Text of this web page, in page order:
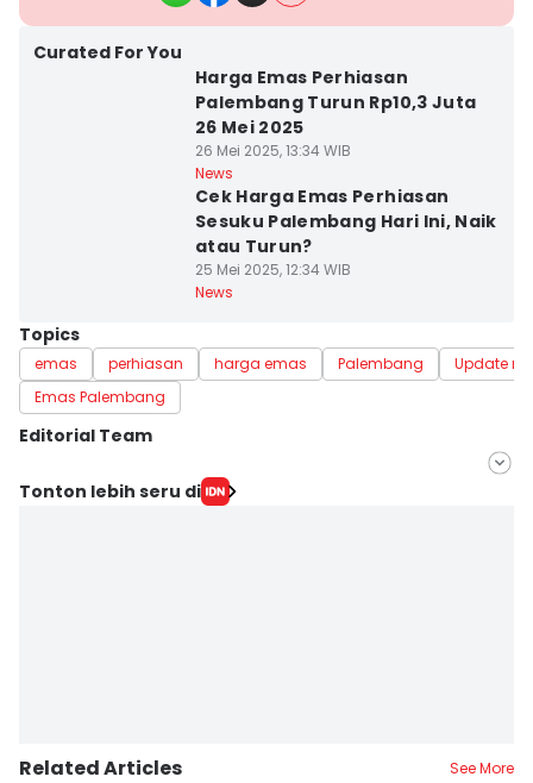
Curated For You
Harga Emas Perhiasan
Palembang Turun Rp10,3 Juta
26 Mei 2025
26 Mei 2025, 13:34 WIB
News
Cek Harga Emas Perhiasan
Sesuku Palembang Hari Ini, Naik
atau Turun?
25 Mei 2025, 12:34 WIB
News
Topics
emas perhiasan harga emas Palembang
Update
Emas Palembang
Editorial Team
Editor
Tonton lebih seru di
Related Articles See More